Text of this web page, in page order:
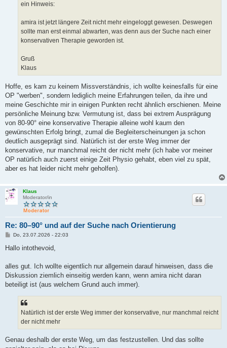
ein Hinweis:
amira ist jetzt längere Zeit nicht mehr eingeloggt gewesen. Deswegen
sollte man erst einmal abwarten, was denn aus der Suche nach einer
konservativen Therapie geworden ist.
Gruß
Klaus
Hoffe, es kam zu keinem Missverständnis, ich wollte keinesfalls für eine
OP "werben", sondern lediglich meine Erfahrungen teilen, da ihre und
meine Geschichte mir in einigen Punkten recht ähnlich erschienen. Meine
persönliche Meinung bzw. Vermutung ist, dass bei extrem Ausprägung
von 80-90° eine konservative Therapie alleine wohl kaum den
gewünschten Erfolg bringt, zumal die Begleiterscheinungen ja schon
deutlich ausgeprägt sind. Natürlich ist der erste Weg immer der
konservative, nur manchmal reicht der nicht mehr (ich habe vor meiner
OP natürlich auch zuerst einige Zeit Physio gehabt, eben viel zu spät,
aber es hat leider nicht mehr geholfen).
Klaus
Moderator/in
Re: 80–90° und auf der Suche nach Orientierung
B
i
a
Do, 23.07.2026 - 22:03
Hallo intothevoid,
alles gut. Ich wollte eigentlich nur allgemein darauf hinweisen, dass die
Diskussion ziemlich einseitig werden kann, wenn amira nicht daran
beteiligt ist (aus welchem Grund auch immer).
Natürlich ist der erste Weg immer der konservative, nur manchmal reicht
der nicht mehr
Genau deshalb der erste Weg, um das festzustellen. Und das sollte